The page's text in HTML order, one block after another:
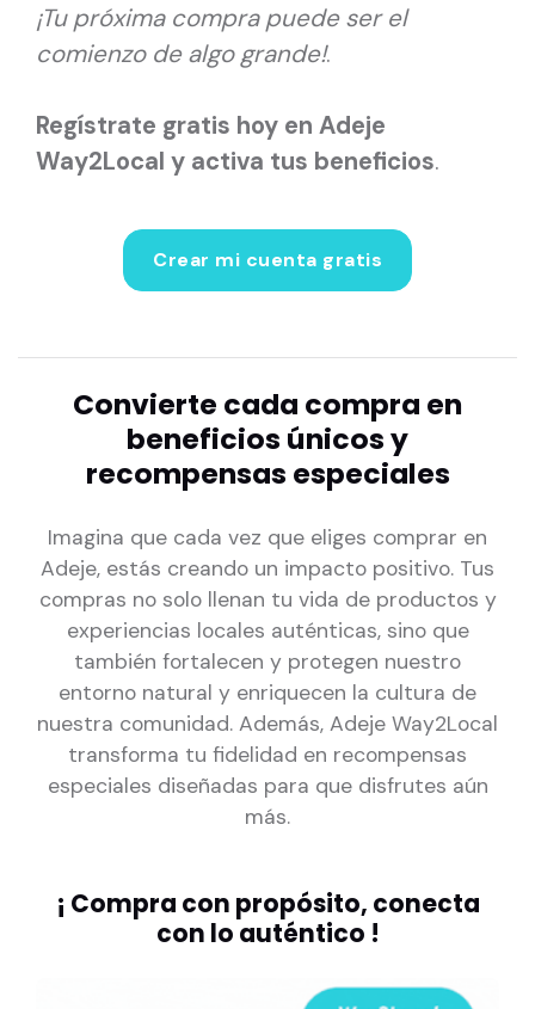
¡Tu próxima compra puede ser el
comienzo de algo grande!.
Regístrate gratis hoy en Adeje
Way2Local y activa tus beneficios.
Crear mi cuenta gratis
Convierte cada compra en
beneficios únicos y
recompensas especiales
Imagina que cada vez que eliges comprar en
Adeje, estás creando un impacto positivo. Tus
compras no solo llenan tu vida de productos y
experiencias locales auténticas, sino que
también fortalecen y protegen nuestro
entorno natural y enriquecen la cultura de
nuestra comunidad. Además, Adeje Way2Local
transforma tu fidelidad en recompensas
especiales diseñadas para que disfrutes aún
más.
¡ Compra con propósito, conecta
con lo auténtico !